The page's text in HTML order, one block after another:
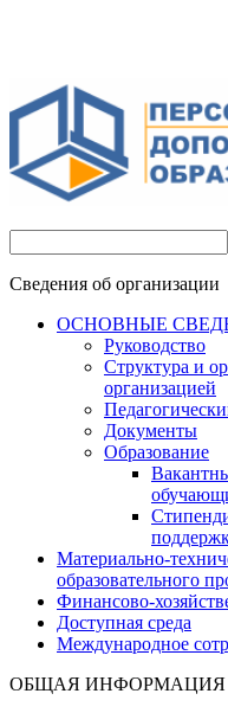
Сведения об организации
ОСНОВНЫЕ
Руководство
Структура и
организацией
Документы
Образование
Материально-
образовательного
Финансово-
Доступная среда
Международное
ОБЩАЯ ИНФОРМАЦИЯ